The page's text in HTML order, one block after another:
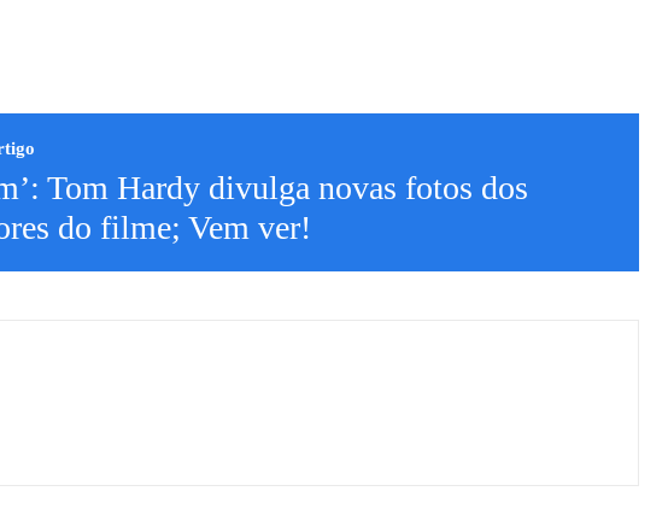
Tom Hardy divulga novas fotos dos
do filme; Vem ver!